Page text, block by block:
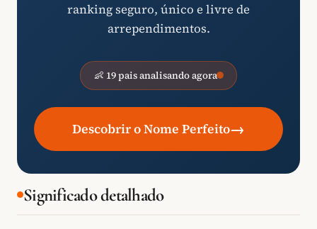
ranking seguro, único e livre de
arrependimentos.
👶 19 pais analisando agora
Descobrir o Nome Perfeito→
Significado detalhado